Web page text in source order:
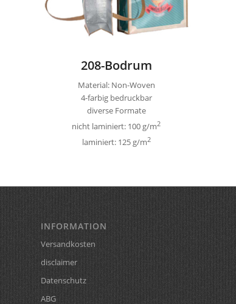
208-Bodrum
Material: Non-Woven
4-farbig bedruckbar
diverse Formate
nicht laminiert: 100 g/m2
laminiert: 125 g/m2
INFORMATION
Versandkosten
disclaimer
Datenschutz
ABG